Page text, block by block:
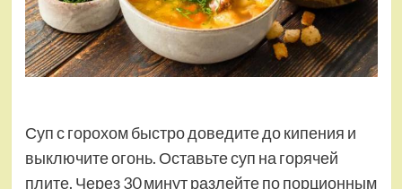
Суп с горохом быстро доведите до кипения и
выключите огонь. Оставьте суп на горячей
плите. Через 30 минут разлейте по порционным